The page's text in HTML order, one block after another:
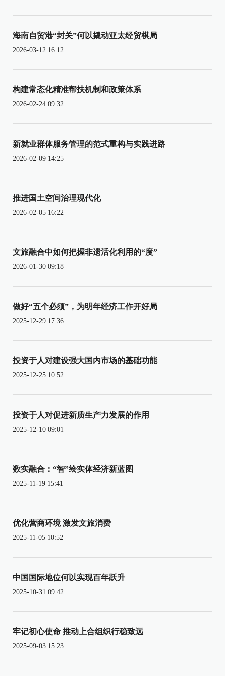
海南自贸港“封关”何以撬动亚太经贸棋局
2026-03-12 16:12
构建常态化精准帮扶机制和政策体系
2026-02-24 09:32
新就业群体服务管理的范式重构与实践进路
2026-02-09 14:25
推进国土空间治理现代化
2026-02-05 16:22
文旅融合中如何把握非遗活化利用的“度”
2026-01-30 09:18
做好“五个必须”，为明年经济工作开好局
2025-12-29 17:36
投资于人对建设强大国内市场的基础功能
2025-12-25 10:52
投资于人对促进新质生产力发展的作用
2025-12-10 09:01
数实融合：“智”绘实体经济新蓝图
2025-11-19 15:41
优化营商环境 激发文旅消费
2025-11-05 10:52
中国国际地位何以实现百年跃升
2025-10-31 09:42
牢记初心使命 推动上合组织行稳致远
2025-09-03 15:23